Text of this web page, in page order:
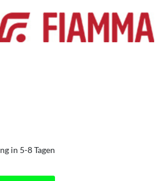
in 5-8 Tagen